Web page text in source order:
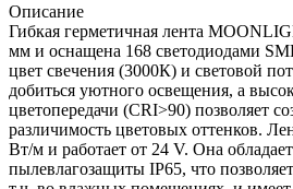
Описание
Гибкая герметичная лента
мм и оснащена 168 светодиодами
цвет свечения (3000К) и световой
добиться уютного освещения, а
цветопередачи (CRI>90) позволяет
различимость цветовых оттенков.
Вт/м и работает от 24 V. Она
пылевлагозащиты IP65, что